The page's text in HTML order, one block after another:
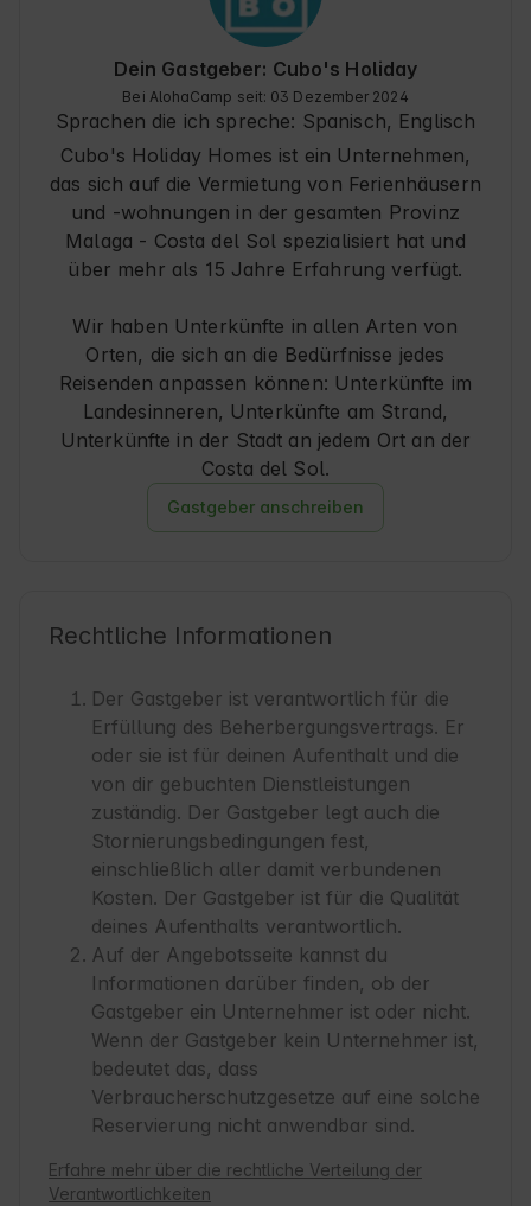
entdecken. Es ist auch ein idealer
Ausgangspunkt, um die Region und ihre
Landschaften zu erkunden.
Dein Gastgeber: Cubo's Holiday
Bei AlohaCamp seit: 03 Dezember 2024
Sprachen die ich spreche: Spanisch, Englisch
Cubo's Holiday Homes ist ein Unternehmen,
das sich auf die Vermietung von Ferienhäusern
und -wohnungen in der gesamten Provinz
Malaga - Costa del Sol spezialisiert hat und
über mehr als 15 Jahre Erfahrung verfügt.
Wir haben Unterkünfte in allen Arten von
Orten, die sich an die Bedürfnisse jedes
Reisenden anpassen können: Unterkünfte im
Landesinneren, Unterkünfte am Strand,
Unterkünfte in der Stadt an jedem Ort an der
Costa del Sol.
Gastgeber anschreiben
Rechtliche Informationen
Der Gastgeber ist verantwortlich für die
Erfüllung des Beherbergungsvertrags. Er
oder sie ist für deinen Aufenthalt und die
von dir gebuchten Dienstleistungen
zuständig. Der Gastgeber legt auch die
Stornierungsbedingungen fest,
einschließlich aller damit verbundenen
Kosten. Der Gastgeber ist für die Qualität
deines Aufenthalts verantwortlich.
Auf der Angebotsseite kannst du
Informationen darüber finden, ob der
Gastgeber ein Unternehmer ist oder nicht.
Wenn der Gastgeber kein Unternehmer ist,
bedeutet das, dass
Verbraucherschutzgesetze auf eine solche
Reservierung nicht anwendbar sind.
Erfahre mehr über die rechtliche Verteilung der
Verantwortlichkeiten